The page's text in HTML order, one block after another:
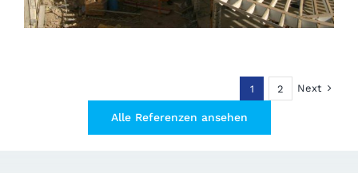
1 2 Next
Alle Referenzen ansehen